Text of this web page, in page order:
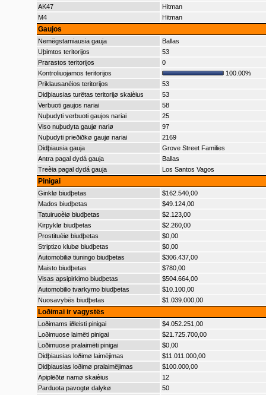
AK47
Hitman
M4
Hitman
Gaujos
Nemëgstamiausia gauja
Ballas
Uþimtos teritorijos
53
Prarastos teritorijos
0
Kontroliuojamos teritorijos
100.00%
Priklausanèios teritorijos
53
Didþiausias turëtas teritorijø skaièius
53
Verbuoti gaujos nariai
58
Nuþudyti verbuoti gaujos nariai
25
Viso nuþudyta gaujø nariø
97
Nuþudyti prieðiðkø gaujø nariai
2169
Didþiausia gauja
Grove Street Families
Antra pagal dydá gauja
Ballas
Treèia pagal dydá gauja
Los Santos Vagos
Pinigai
Ginklø biudþetas
$162.540,00
Mados biudþetas
$49.124,00
Tatuiruoèiø biudþetas
$2.123,00
Kirpyklø biudþetas
$2.260,00
Prostituèiø biudþetas
$0,00
Striptizo klubø biudþetas
$0,00
Automobiliø tiuningo biudþetas
$306.437,00
Maisto biudþetas
$780,00
Visas apsipirkimo biudþetas
$504.664,00
Automobilio tvarkymo biudþetas
$10.100,00
Nuosavybës biudþetas
$1.039.000,00
Loðimai ir vagystës
Loðimams iðleisti pinigai
$4.052.251,00
Loðimuose laimëti pinigai
$21.725.700,00
Loðimuose pralaimëti pinigai
$0,00
Didþiausias loðimø laimëjimas
$11.011.000,00
Didþiausias loðimø pralaimëjimas
$100.000,00
Apiplëðtø namø skaièius
12
Parduota pavogtø dalykø
50